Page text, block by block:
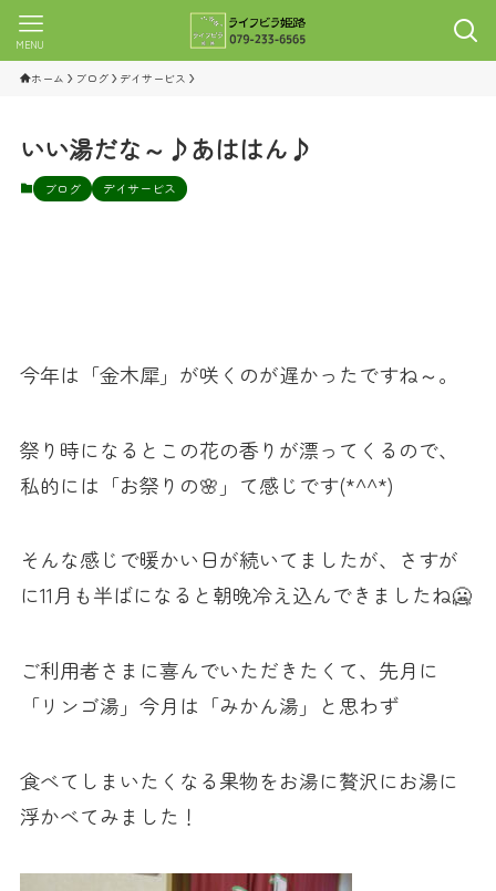
MENU
ホーム ブログ デイサービス
いい湯だな～♪あははん♪
ブログ デイサービス
今年は「金木犀」が咲くのが遅かったですね～。
祭り時になるとこの花の香りが漂ってくるので、
私的には「お祭りの🌸」て感じです(*^^*)
そんな感じで暖かい日が続いてましたが、さすが
に11月も半ばになると朝晩冷え込んできましたね🥶
ご利用者さまに喜んでいただきたくて、先月に
「リンゴ湯」今月は「みかん湯」と思わず
食べてしまいたくなる果物をお湯に贅沢にお湯に
浮かべてみました！